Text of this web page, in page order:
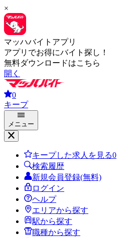
×
マッハバイトアプリ
アプリでお得にバイト探し！
無料ダウンロードはこちら
開く
0
キープ
メニュー
キープした求人を見る0
検索履歴
新規会員登録(無料)
ログイン
ヘルプ
エリアから探す
駅から探す
職種から探す